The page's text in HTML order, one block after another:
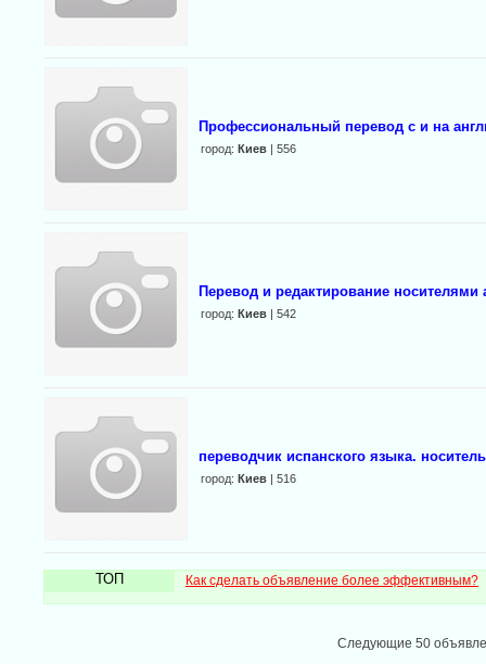
Профессиональный перевод с и на
город: Киев| 556
Перевод и редактирование носителями
город: Киев| 542
переводчик испанского языка.
город: Киев| 516
ТОП Как сделать объявление более эффективным?
Следующие 50